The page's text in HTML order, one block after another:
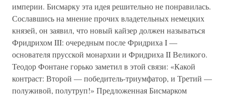
империи. Бисмарку эта идея решительно не понравилась.
Сославшись на мнение прочих владетельных немецких
князей, он заявил, что новый кайзер должен называться
Фридрихом III: очередным после Фридриха I —
основателя прусской монархии и Фридриха II Великого.
Теодор Фонтане горько заметил в этой связи: «Какой
контраст: Второй — победитель-триумфатор, и Третий —
полуживой, полутруп!» Предложенная Бисмарком